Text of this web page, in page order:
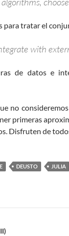
tratar el
with
de datos e
no
primeras
Disfruten de
DEUSTO JULIA